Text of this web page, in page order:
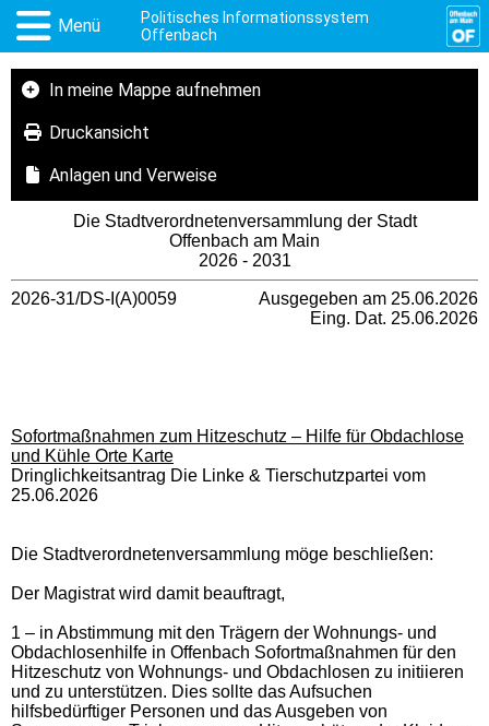
Menü
Politisches Informationssystem
Offenbach
In meine Mappe aufnehmen
Druckansicht
Anlagen und Verweise
Die Stadtverordnetenversammlung der Stadt
Offenbach am Main
2026 - 2031
2026-31/DS-I(A)0059
Ausgegeben am 25.06.2026
Eing. Dat. 25.06.2026
Sofortmaßnahmen zum Hitzeschutz – Hilfe für Obdachlose
und Kühle Orte Karte
Dringlichkeitsantrag Die Linke & Tierschutzpartei vom
25.06.2026
Die Stadtverordnetenversammlung möge beschließen:
Der Magistrat wird damit beauftragt,
1 – in Abstimmung mit den Trägern der Wohnungs- und
Obdachlosenhilfe in Offenbach Sofortmaßnahmen für den
Hitzeschutz von Wohnungs- und Obdachlosen zu initiieren
und zu unterstützen. Dies sollte das Aufsuchen
hilfsbedürftiger Personen und das Ausgeben von